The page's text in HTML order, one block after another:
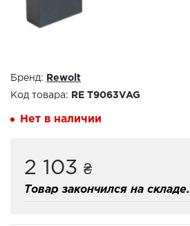
Бренд: Rewolt
Код товара: RE T9063VAG
Нет в наличии
2 103 ₴
Товар закончился на складе.